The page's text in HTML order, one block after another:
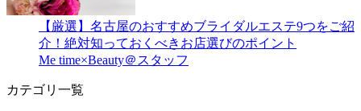
【厳選】名古屋のおすすめブライダルエステ9つをご紹
介！絶対知っておくべきお店選びのポイント
Me time×Beauty＠スタッフ
カテゴリ一覧